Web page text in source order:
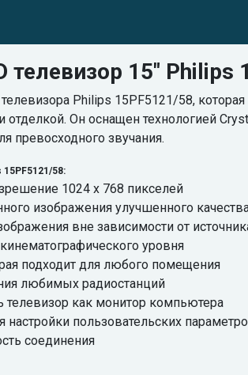
телевизор 15" Philips
Philips 15PF5121/58,
Он оснащен технологией
превосходного звучания.
58:
1024 x 768 пикселей
изображения улучшенного
вне зависимости от
уровня
подходит для любого помещения
любимых радиостанций
телевизор как монитор компьютера
пользовательских
соединения